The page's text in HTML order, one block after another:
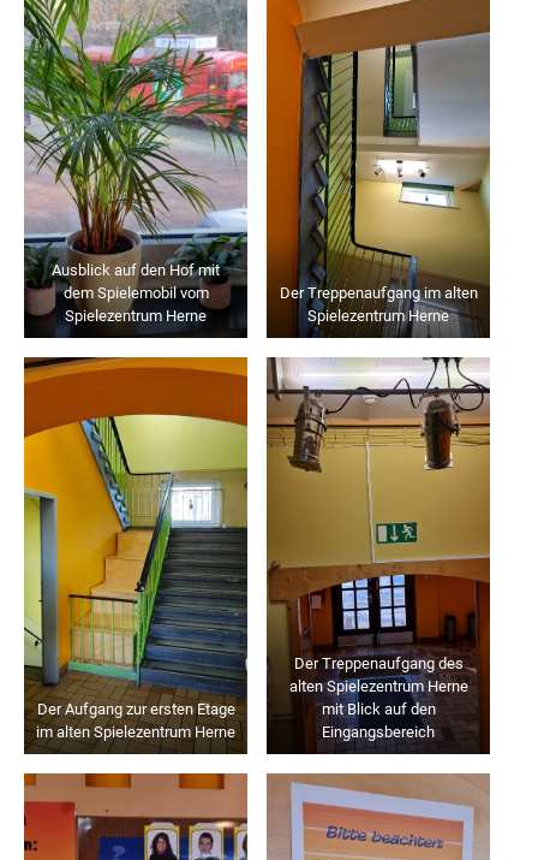
Ausblick auf den Hof mit
dem Spielemobil vom
Spielezentrum Herne
Der Treppenaufgang im alten
Spielezentrum Herne
Der Aufgang zur ersten Etage
im alten Spielezentrum Herne
Der Treppenaufgang des
alten Spielezentrum Herne
mit Blick auf den
Eingangsbereich